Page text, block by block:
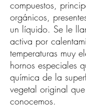
compuestos,
orgánicos,
un líquido. Se le
activa por
temperaturas muy
hornos especiales
química de la
vegetal original
conocemos.